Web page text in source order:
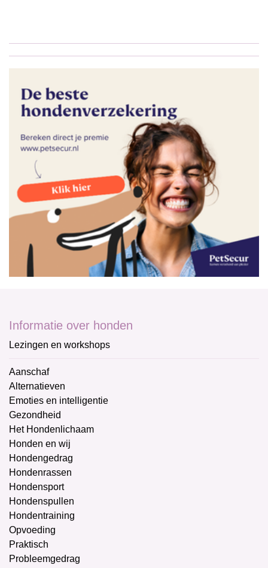
Informatie over honden
Lezingen en workshops
Aanschaf
Alternatieven
Emoties en intelligentie
Gezondheid
Het Hondenlichaam
Honden en wij
Hondengedrag
Hondenrassen
Hondensport
Hondenspullen
Hondentraining
Opvoeding
Praktisch
Probleemgedrag